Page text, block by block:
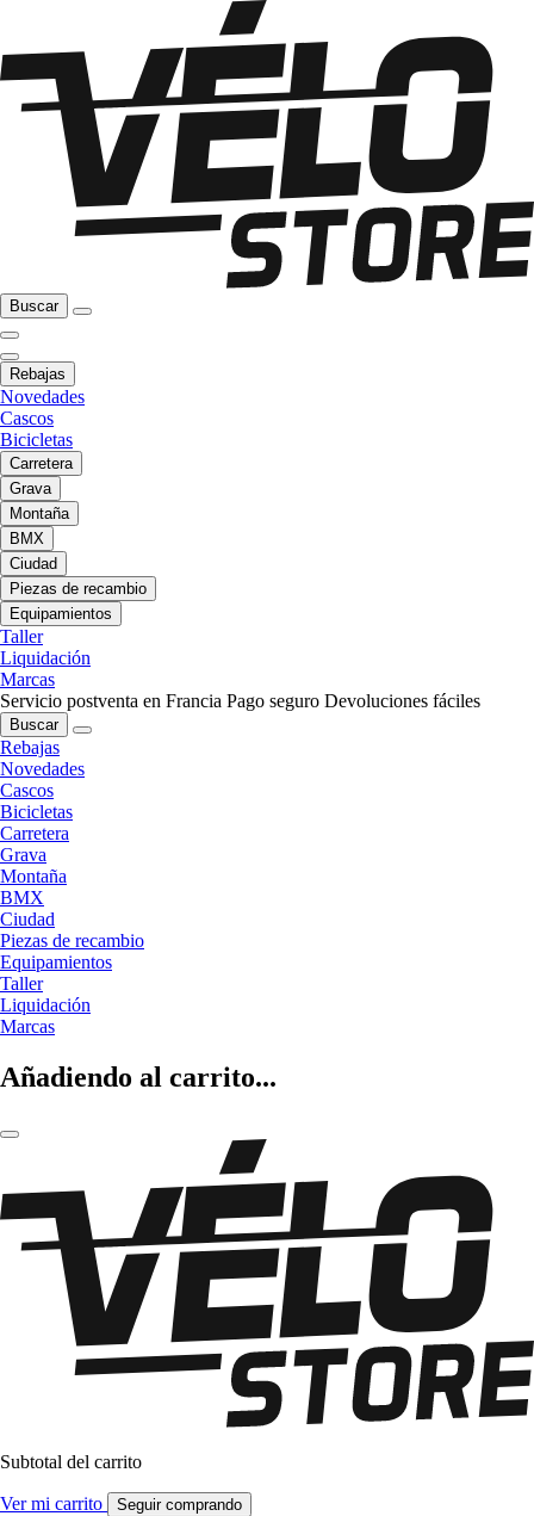
Buscar
Rebajas
Novedades
Cascos
Bicicletas
Carretera
Grava
Montaña
BMX
Ciudad
Piezas de recambio
Equipamientos
Taller
Liquidación
Marcas
Servicio postventa en Francia Pago seguro Devoluciones fáciles
Buscar
Rebajas
Novedades
Cascos
Bicicletas
Carretera
Grava
Montaña
BMX
Ciudad
Piezas de recambio
Equipamientos
Taller
Liquidación
Marcas
Añadiendo al carrito...
Subtotal del carrito
Ver mi carrito Seguir comprando